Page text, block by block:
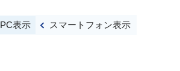
PC表示 スマートフォン表示